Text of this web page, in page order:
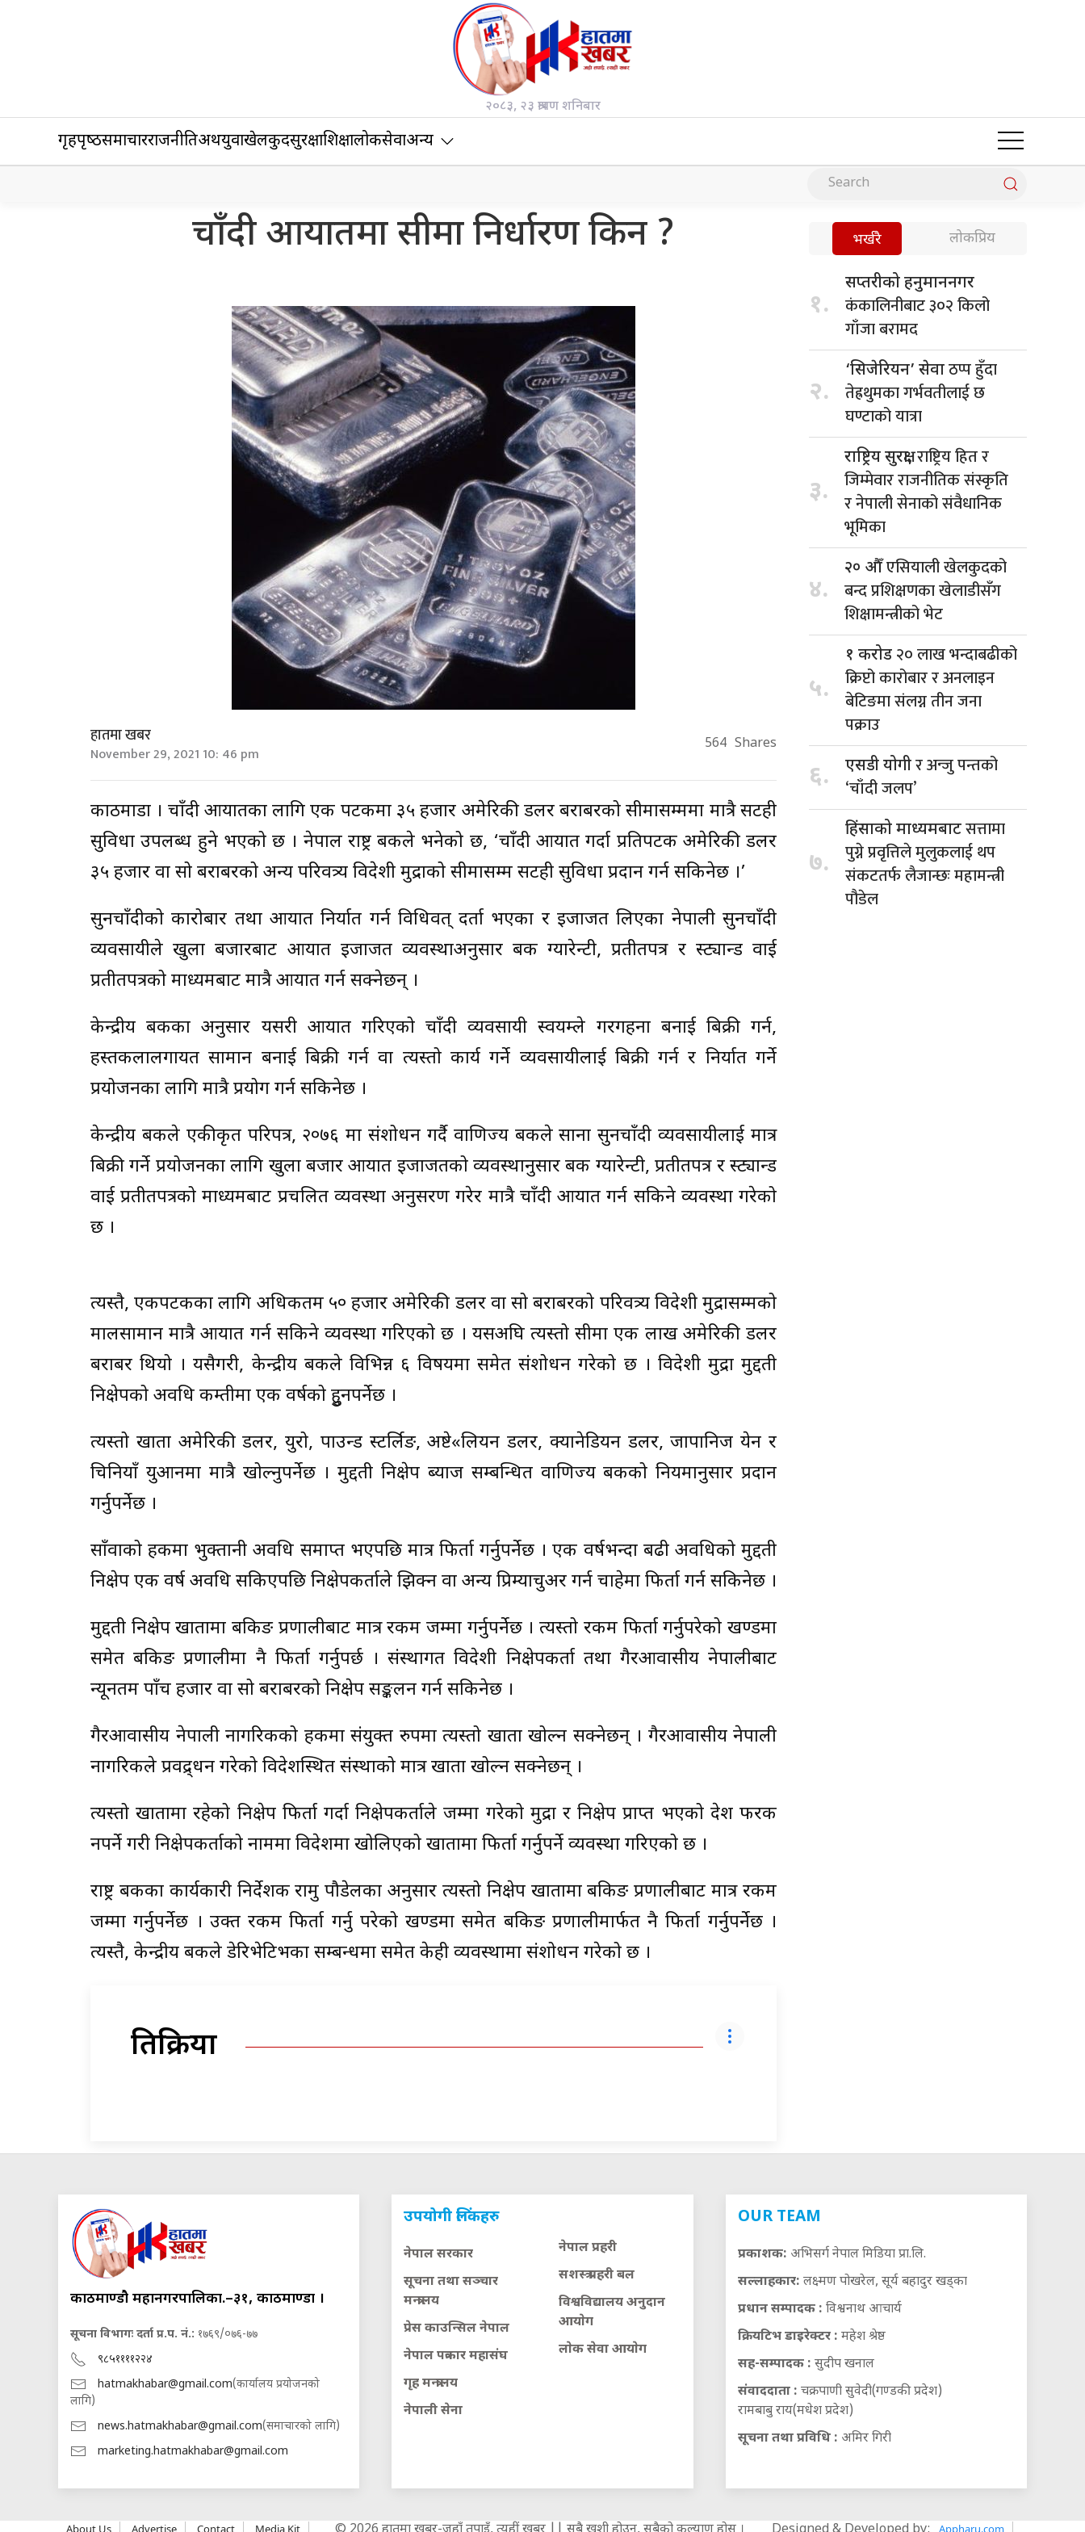
२०८३, २३ श्रावण शनिबार
गृहपृष्‍ठसमाचारराजनीतिअर्थयुवाखेलकुदसुरक्षाशिक्षालोकसेवाअन्य
चाँदी आयातमा सीमा निर्धारण किन ?
हातमा खबर
November 29, 2021 10: 46 pm 564 Shares
काठमाडौं । चाँदी आयातका लागि एक पटकमा ३५ हजार अमेरिकी डलर बराबरको सीमासम्ममा मात्रै सटही
सुविधा उपलब्ध हुने भएको छ । नेपाल राष्ट्र बैंकले भनेको छ, ‘चाँदी आयात गर्दा प्रतिपटक अमेरिकी डलर
३५ हजार वा सो बराबरको अन्य परिवत्र्य विदेशी मुद्राको सीमासम्म सटही सुविधा प्रदान गर्न सकिनेछ ।’
सुनचाँदीको कारोबार तथा आयात निर्यात गर्न विधिवत् दर्ता भएका र इजाजत लिएका नेपाली सुनचाँदी
व्यवसायीले खुला बजारबाट आयात इजाजत व्यवस्थाअनुसार बैंक ग्यारेन्टी, प्रतीतपत्र र स्ट्यान्ड वाई
प्रतीतपत्रको माध्यमबाट मात्रै आयात गर्न सक्नेछन् ।
केन्द्रीय बैंकका अनुसार यसरी आयात गरिएको चाँदी व्यवसायी स्वयम्ले गरगहना बनाई बिक्री गर्न,
हस्तकलालगायत सामान बनाई बिक्री गर्न वा त्यस्तो कार्य गर्ने व्यवसायीलाई बिक्री गर्न र निर्यात गर्ने
प्रयोजनका लागि मात्रै प्रयोग गर्न सकिनेछ ।
केन्द्रीय बैंकले एकीकृत परिपत्र, २०७६ मा संशोधन गर्दै वाणिज्य बैंकले साना सुनचाँदी व्यवसायीलाई मात्र
बिक्री गर्ने प्रयोजनका लागि खुला बजार आयात इजाजतको व्यवस्थानुसार बैंक ग्यारेन्टी, प्रतीतपत्र र स्ट्यान्ड
वाई प्रतीतपत्रको माध्यमबाट प्रचलित व्यवस्था अनुसरण गरेर मात्रै चाँदी आयात गर्न सकिने व्यवस्था गरेको
छ ।
त्यस्तै, एकपटकका लागि अधिकतम ५० हजार अमेरिकी डलर वा सो बराबरको परिवत्र्य विदेशी मुद्रासम्मको
मालसामान मात्रै आयात गर्न सकिने व्यवस्था गरिएको छ । यसअघि त्यस्तो सीमा एक लाख अमेरिकी डलर
बराबर थियो । यसैगरी, केन्द्रीय बैंकले विभिन्न ६ विषयमा समेत संशोधन गरेको छ । विदेशी मुद्रा मुद्दती
निक्षेपको अवधि कम्तीमा एक वर्षको हुुनपर्नेछ ।
त्यस्तो खाता अमेरिकी डलर, युरो, पाउन्ड स्टर्लिङ, अष्टे«लियन डलर, क्यानेडियन डलर, जापानिज येन र
चिनियाँ युआनमा मात्रै खोल्नुपर्नेछ । मुद्दती निक्षेप ब्याज सम्बन्धित वाणिज्य बैंकको नियमानुसार प्रदान
गर्नुपर्नेछ ।
साँवाको हकमा भुक्तानी अवधि समाप्त भएपछि मात्र फिर्ता गर्नुपर्नेछ । एक वर्षभन्दा बढी अवधिको मुद्दती
निक्षेप एक वर्ष अवधि सकिएपछि निक्षेपकर्ताले झिक्न वा अन्य प्रिम्याचुअर गर्न चाहेमा फिर्ता गर्न सकिनेछ ।
मुद्दती निक्षेप खातामा बैंकिङ प्रणालीबाट मात्र रकम जम्मा गर्नुपर्नेछ । त्यस्तो रकम फिर्ता गर्नुपरेको खण्डमा
समेत बैंकिङ प्रणालीमा नै फिर्ता गर्नुपर्छ । संस्थागत विदेशी निक्षेपकर्ता तथा गैरआवासीय नेपालीबाट
न्यूनतम पाँच हजार वा सो बराबरको निक्षेप सङ्कलन गर्न सकिनेछ ।
गैरआवासीय नेपाली नागरिकको हकमा संयुक्त रुपमा त्यस्तो खाता खोल्न सक्नेछन् । गैरआवासीय नेपाली
नागरिकले प्रवद्र्धन गरेको विदेशस्थित संस्थाको मात्र खाता खोल्न सक्नेछन् ।
त्यस्तो खातामा रहेको निक्षेप फिर्ता गर्दा निक्षेपकर्ताले जम्मा गरेको मुद्रा र निक्षेप प्राप्त भएको देश फरक
नपर्ने गरी निक्षेपकर्ताको नाममा विदेशमा खोलिएको खातामा फिर्ता गर्नुपर्ने व्यवस्था गरिएको छ ।
राष्ट्र बैंकका कार्यकारी निर्देशक रामु पौडेलका अनुसार त्यस्तो निक्षेप खातामा बैंकिङ प्रणालीबाट मात्र रकम
जम्मा गर्नुपर्नेछ । उक्त रकम फिर्ता गर्नु परेको खण्डमा समेत बैंकिङ प्रणालीमार्फत नै फिर्ता गर्नुपर्नेछ ।
त्यस्तै, केन्द्रीय बैंकले डेरिभेटिभका सम्बन्धमा समेत केही व्यवस्थामा संशोधन गरेको छ ।
प्रतिक्रिया
भर्खरै लोकप्रिय
१.
सप्तरीको हनुमाननगर
कंकालिनीबाट ३०२ किलो
गाँजा बरामद
२.
‘सिजेरियन’ सेवाठप्प हुँदा
तेह्रथुमका गर्भवतीलाई छ
घण्टाको यात्रा
३.
राष्ट्रिय सुरक्षा,राष्ट्रिय हित र
जिम्मेवार राजनीतिक संस्कृति
र नेपाली सेनाको संवैधानिक
भूमिका
४.
२० औँएसियाली खेलकुदको
बन्द प्रशिक्षणका खेलाडीसँग
शिक्षामन्त्रीको भेट
५.
१ करोड २० लाख भन्दाबढीको
क्रिप्टो कारोबार र अनलाइन
बेटिङमा संलग्न तीन जना
पक्राउ
६. एसडी योगीर अन्जु पन्तको
‘चाँदी जलप’
७.
हिंसाको माध्यमबाटसत्तामा
पुग्ने प्रवृत्तिले मुलुकलाई थप
संकटतर्फ लैजान्छः महामन्त्री
पौडेल
काठमाण्डौ महानगरपालिका.–३१, काठमाण्डौं ।
सूचना विभागः दर्ता प्र.प. नं.: १७६९/०७६-७७
९८५११११२२४
hatmakhabar@gmail.com(कार्यालय प्रयोजनको
लागि)
news.hatmakhabar@gmail.com(समाचारको लागि)
marketing.hatmakhabar@gmail.com
उपयोगी लिंकहरु
नेपाल सरकार
सूचना तथा सञ्चार
मन्त्रालय
प्रेस काउन्सिल नेपाल
नेपाल पत्रकार महासंघ
गृह मन्त्रालय
नेपाली सेना
नेपाल प्रहरी
सशस्त्र प्रहरी बल
विश्वविद्यालय अनुदान
आयाेग
लाेक सेवा आयाेग
OUR TEAM
प्रकाशक: अभिसर्ग नेपाल मिडिया प्रा.लि.
सल्लाहकार: लक्ष्मण पोखरेल, सूर्य बहादुर खड्का
प्रधान सम्पादक : विश्वनाथ आचार्य
क्रियटिभ डाइरेक्टर : महेश श्रेष्ठ
सह-सम्पादक : सुदीप खनाल
संवाददाता : चक्रपाणी सुवेदी(गण्डकी प्रदेश)
रामबाबु राय(मधेश प्रदेश)
सूचना तथा प्रविधि : अमिर गिरी
About Us Advertise Contact Media Kit Appharu.com